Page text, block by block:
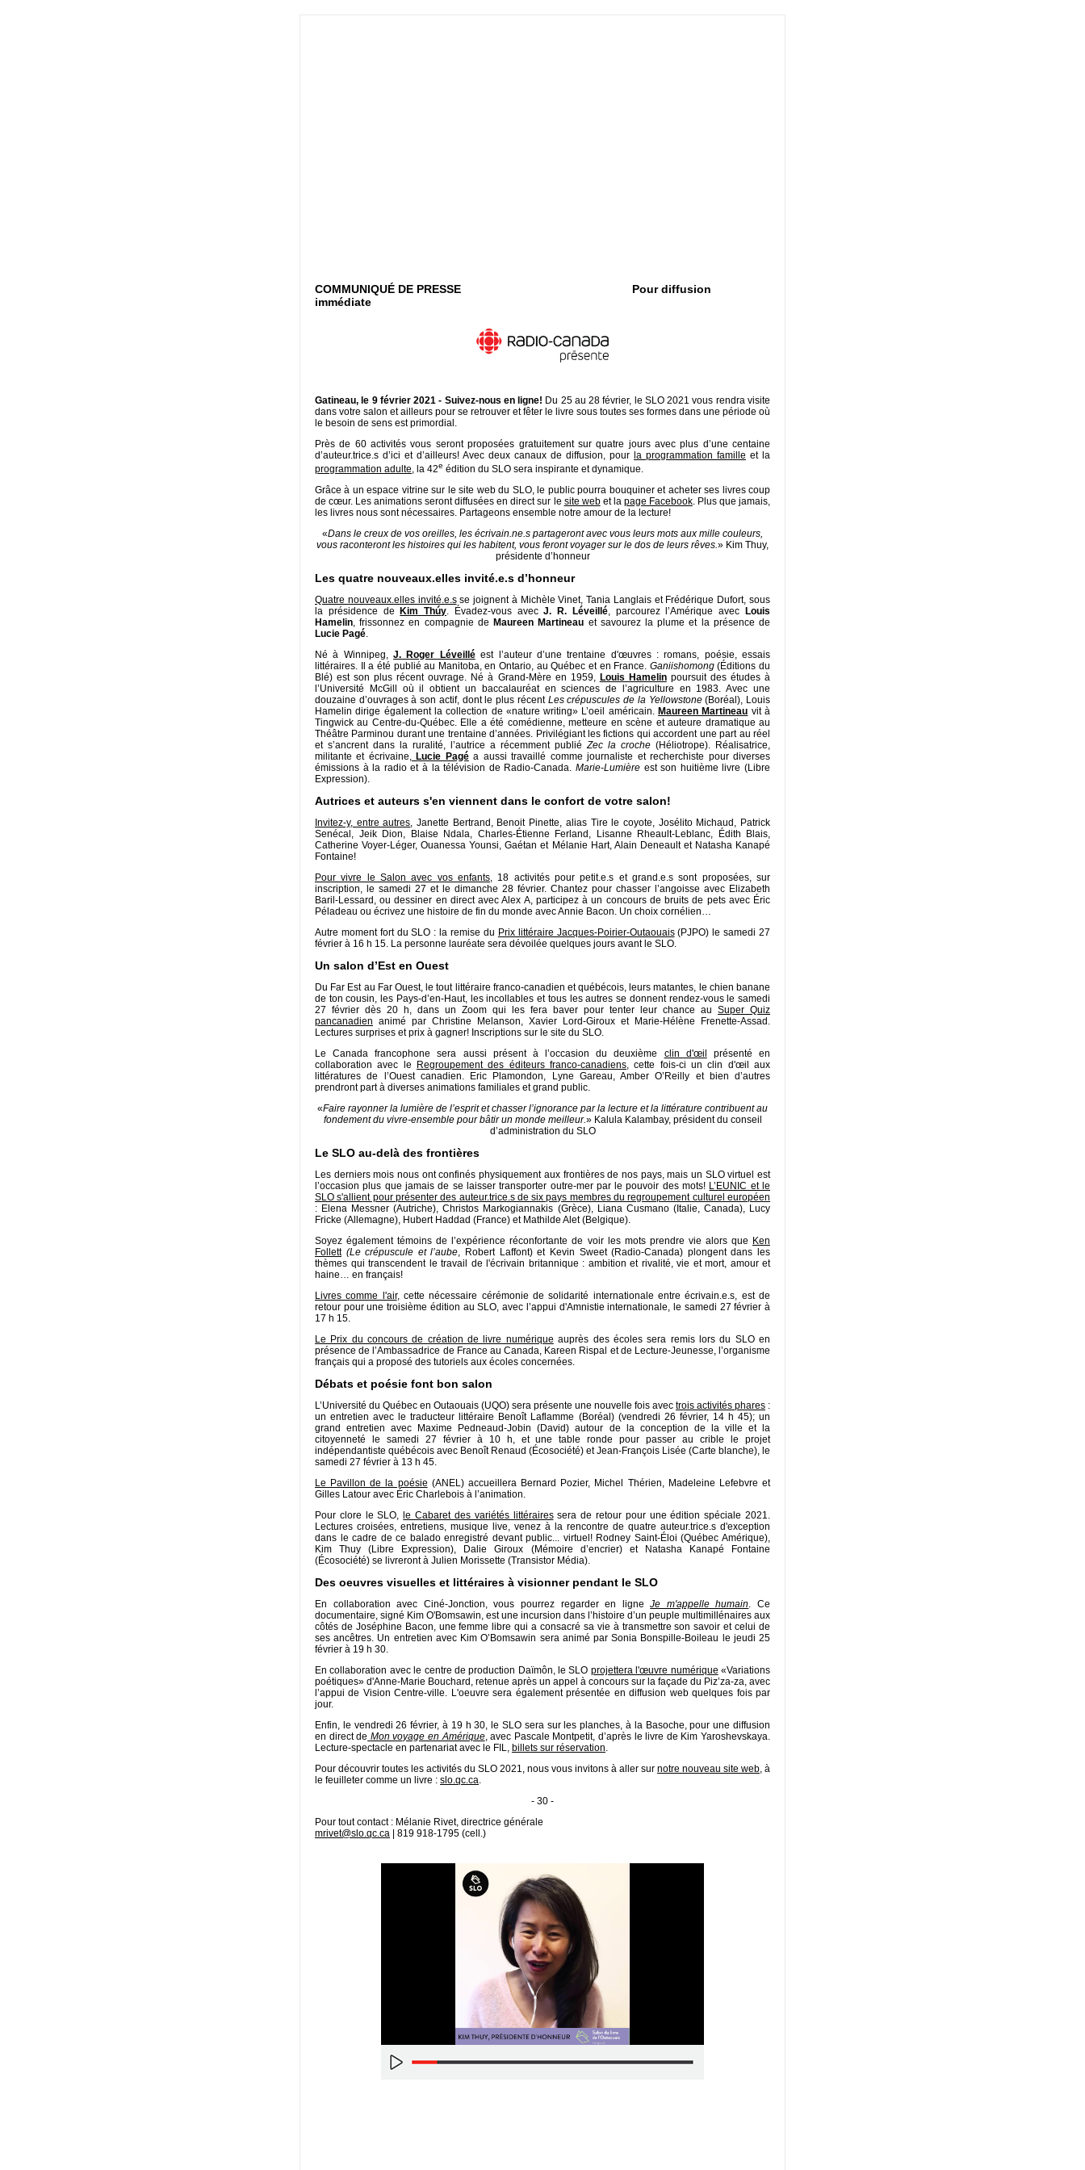
COMMUNIQUÉ DE PRESSE Pour diffusion
immédiate
Gatineau, le 9 février 2021 - Suivez-nous en ligne! Du 25 au 28 février, le SLO 2021 vous rendra visite
dans votre salon et ailleurs pour se retrouver et fêter le livre sous toutes ses formes dans une période où
le besoin de sens est primordial.
Près de 60 activités vous seront proposées gratuitement sur quatre jours avec plus d’une centaine
d’auteur.trice.s d’ici et d’ailleurs! Avec deux canaux de diffusion, pour la programmation famille et la
programmation adulte, la 42e édition du SLO sera inspirante et dynamique.
Grâce à un espace vitrine sur le site web du SLO, le public pourra bouquiner et acheter ses livres coup
de cœur. Les animations seront diffusées en direct sur le site webet la page Facebook. Plus que jamais,
les livres nous sont nécessaires. Partageons ensemble notre amour de la lecture!
«Dans le creux de vos oreilles, les écrivain.ne.s partageront avec vous leurs mots aux mille couleurs,
vous raconteront les histoires qui les habitent, vous feront voyager sur le dos de leurs rêves.» Kim Thuy,
présidente d’honneur
Les quatre nouveaux.elles invité.e.s d’honneur
Quatre nouveaux.elles invité.e.sse joignent à Michèle Vinet, Tania Langlais et Frédérique Dufort, sous
la présidence de
Kim Thúy. Évadez-vous avecJ. R. Léveillé, parcourez l’Amérique avec Louis
Hamelin, frissonnez en compagnie de Maureen Martineau et savourez la plume et la présence de
Lucie Pagé.
Né à Winnipeg,J. Roger Léveilléest l’auteur d’une trentaine d'œuvres : romans, poésie, essais
littéraires. Il a été publié au Manitoba, en Ontario, au Québec et en France. Ganiishomong(Éditions du
Blé) est son plus récent ouvrage. Né à Grand-Mère en 1959, Louis Hamelinpoursuit des études à
l’Université McGill où il obtient un baccalauréat en sciences de l’agriculture en 1983. Avec une
douzaine d’ouvrages à son actif, dont le plus récent Les crépuscules de la Yellowstone(Boréal), Louis
Hamelin dirige également la collection de «nature writing» L’oeil américain. Maureen Martineau vit à
Tingwick au Centre-du-Québec. Elle a été comédienne, metteure en scène et auteure dramatique au
Théâtre Parminou durant une trentaine d’années. Privilégiant les fictions qui accordent une part au réel
et s’ancrent dans la ruralité, l’autrice a récemment publiéZec la croche (Héliotrope). Réalisatrice,
militante et écrivaine,Lucie Pagéa aussi travaillé comme journaliste et recherchiste pour diverses
émissions à la radio et à la télévision de Radio-Canada. Marie-Lumière est son huitième livre (Libre
Expression).
Autrices et auteurs s'en viennent dans le confort de votre salon!
Invitez-y, entre autres, Janette Bertrand, Benoit Pinette, alias Tire le coyote, Josélito Michaud, Patrick
Senécal, Jeik Dion, Blaise Ndala, Charles-Étienne Ferland, Lisanne Rheault-Leblanc, Édith Blais,
Catherine Voyer-Léger, Ouanessa Younsi, Gaétan et Mélanie Hart, Alain Deneault et Natasha Kanapé
Fontaine!
Pour vivre le Salon avec vos enfants, 18 activités pour petit.e.s et grand.e.s sont proposées, sur
inscription, le samedi 27 et le dimanche 28 février. Chantez pour chasser l’angoisse avec Elizabeth
Baril-Lessard, ou dessiner en direct avec Alex A, participez à un concours de bruits de pets avec Éric
Péladeau ou écrivez une histoire de fin du monde avec Annie Bacon. Un choix cornélien…
Autre moment fort du SLO : la remise du Prix littéraire Jacques-Poirier-Outaouais(PJPO) le samedi 27
février à 16 h 15. La personne lauréate sera dévoilée quelques jours avant le SLO.
Un salon d’Est en Ouest
Du Far Est au Far Ouest, le tout littéraire franco-canadien et québécois, leurs matantes, le chien banane
de ton cousin, les Pays-d’en-Haut, les incollables et tous les autres se donnent rendez-vous le samedi
27 février dès 20 h, dans un Zoom qui les fera baver pour tenter leur chance au Super Quiz
pancanadien animé par Christine Melanson, Xavier Lord-Giroux et Marie-Hélène Frenette-Assad.
Lectures surprises et prix à gagner! Inscriptions sur le site du SLO.
Le Canada francophone sera aussi présent à l’occasion du deuxième clin d'œil
présenté en
collaboration avec le
Regroupement des éditeurs franco-canadiens, cette fois-ci un clin d'œil aux
littératures de l’Ouest canadien. Eric Plamondon, Lyne Gareau, Amber O’Reilly et bien d’autres
prendront part à diverses animations familiales et grand public.
«Faire rayonner la lumière de l’esprit et chasser l’ignorance par la lecture et la littérature contribuent au
fondement du vivre-ensemble pour bâtir un monde meilleur.» Kalula Kalambay, président du conseil
d’administration du SLO
Le SLO au-delà des frontières
Les derniers mois nous ont confinés physiquement aux frontières de nos pays, mais un SLO virtuel est
l’occasion plus que jamais de se laisser transporter outre-mer par le pouvoir des mots! L’EUNIC et le
SLO s'allient pour présenter des auteur.trice.s de six pays membres du regroupement culturel européen
: Elena Messner (Autriche), Christos Markogiannakis (Grèce), Liana Cusmano (Italie, Canada), Lucy
Fricke (Allemagne), Hubert Haddad (France) et Mathilde Alet (Belgique).
Soyez également témoins de l’expérience réconfortante de voir les mots prendre vie alors que Ken
Follett (Le crépuscule et l’aube, Robert Laffont) et Kevin Sweet (Radio-Canada) plongent dans les
thèmes qui transcendent le travail de l'écrivain britannique : ambition et rivalité, vie et mort, amour et
haine… en français!
Livres comme l'air, cette nécessaire cérémonie de solidarité internationale entre écrivain.e.s, est de
retour pour une troisième édition au SLO, avec l’appui d'Amnistie internationale, le samedi 27 février à
17 h 15.
Le Prix du concours de création de livre numérique auprès des écoles sera remis lors du SLO en
présence de l’Ambassadrice de France au Canada, Kareen Rispal et de Lecture-Jeunesse, l’organisme
français qui a proposé des tutoriels aux écoles concernées.
Débats et poésie font bon salon
L’Université du Québec en Outaouais (UQO) sera présente une nouvelle fois avec trois activités phares :
un entretien avec le traducteur littéraire Benoît Laflamme (Boréal) (vendredi 26 février, 14 h 45); un
grand entretien avec Maxime Pedneaud-Jobin (David) autour de la conception de la ville et la
citoyenneté le samedi 27 février à 10 h, et une table ronde pour passer au crible le projet
indépendantiste québécois avec Benoît Renaud (Écosociété) et Jean-François Lisée (Carte blanche), le
samedi 27 février à 13 h 45.
Le Pavillon de la poésie (ANEL) accueillera Bernard Pozier, Michel Thérien, Madeleine Lefebvre et
Gilles Latour avec Éric Charlebois à l’animation.
Pour clore le SLO, le Cabaret des variétés littérairessera de retour pour une édition spéciale 2021.
Lectures croisées, entretiens, musique live, venez à la rencontre de quatre auteur.trice.s d'exception
dans le cadre de ce balado enregistré devant public... virtuel! Rodney Saint-Éloi (Québec Amérique),
Kim Thuy (Libre Expression), Dalie Giroux (Mémoire d’encrier) et Natasha Kanapé Fontaine
(Écosociété) se livreront à Julien Morissette (Transistor Média).
Des oeuvres visuelles et littéraires à visionner pendant le SLO
En collaboration avec Ciné-Jonction, vous pourrez regarder en ligneJe m'appelle humain. Ce
documentaire, signé Kim O'Bomsawin, est une incursion dans l’histoire d’un peuple multimillénaires aux
côtés de Joséphine Bacon, une femme libre qui a consacré sa vie à transmettre son savoir et celui de
ses ancêtres. Un entretien avec Kim O’Bomsawin sera animé par Sonia Bonspille-Boileau le jeudi 25
février à 19 h 30.
En collaboration avec le centre de production Daïmôn, le SLO projettera l'œuvre numérique «Variations
poétiques» d'Anne-Marie Bouchard, retenue après un appel à concours sur la façade du Piz’za-za, avec
l’appui de Vision Centre-ville. L'oeuvre sera également présentée en diffusion web quelques fois par
jour.
Enfin, le vendredi 26 février, à 19 h 30, le SLO sera sur les planches, à la Basoche, pour une diffusion
en direct de Mon voyage en Amérique, avec Pascale Montpetit, d’après le livre de Kim Yaroshevskaya.
Lecture-spectacle en partenariat avec le FIL, billets sur réservation.
Pour découvrir toutes les activités du SLO 2021, nous vous invitons à aller sur notre nouveau site web, à
le feuilleter comme un livre : slo.qc.ca.
- 30 -
Pour tout contact : Mélanie Rivet, directrice générale
mrivet@slo.qc.ca | 819 918-1795 (cell.)